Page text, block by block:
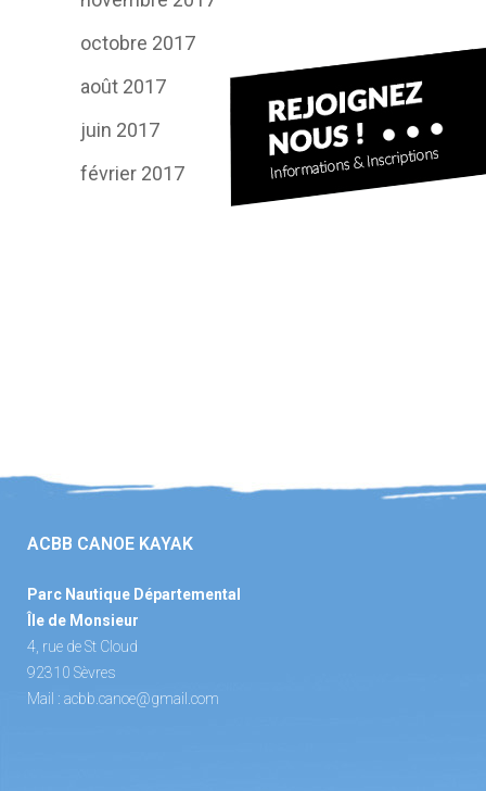
octobre 2017
août 2017
juin 2017
février 2017
ACBB CANOE KAYAK
Parc Nautique Départemental
Île de Monsieur
4, rue de St Cloud
92310 Sèvres
Mail : acbb.canoe@gmail.com